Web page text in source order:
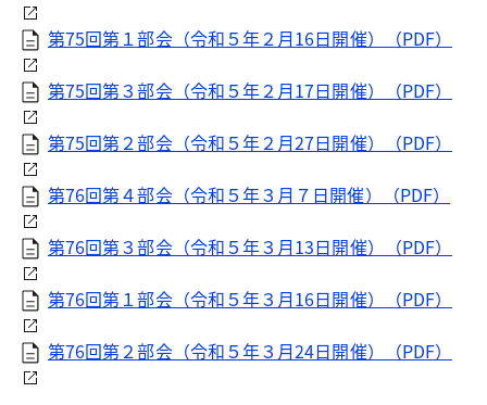
第75回第１部会（令和５年２月16日開催）（PDF）
第75回第３部会（令和５年２月17日開催）（PDF）
第75回第２部会（令和５年２月27日開催）（PDF）
第76回第４部会（令和５年３月７日開催）（PDF）
第76回第３部会（令和５年３月13日開催）（PDF）
第76回第１部会（令和５年３月16日開催）（PDF）
第76回第２部会（令和５年３月24日開催）（PDF）